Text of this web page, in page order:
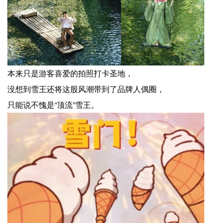
本来只是游客喜爱的拍照打卡圣地，
没想到雪王还将这股风潮带到了品牌人偶圈，
只能说不愧是“顶流”雪王。